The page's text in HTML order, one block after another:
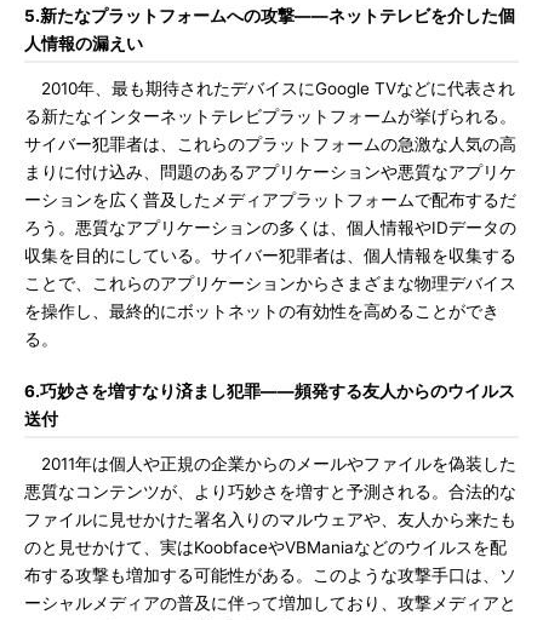
5.新たなプラットフォームへの攻撃――ネットテレビを介した個
人情報の漏えい
2010年、最も期待されたデバイスにGoogle TVなどに代表され
る新たなインターネットテレビプラットフォームが挙げられる。
サイバー犯罪者は、これらのプラットフォームの急激な人気の高
まりに付け込み、問題のあるアプリケーションや悪質なアプリケ
ーションを広く普及したメディアプラットフォームで配布するだ
ろう。悪質なアプリケーションの多くは、個人情報やIDデータの
収集を目的にしている。サイバー犯罪者は、個人情報を収集する
ことで、これらのアプリケーションからさまざまな物理デバイス
を操作し、最終的にボットネットの有効性を高めることができ
る。
6.巧妙さを増すなり済まし犯罪――頻発する友人からのウイルス
送付
2011年は個人や正規の企業からのメールやファイルを偽装した
悪質なコンテンツが、より巧妙さを増すと予測される。合法的な
ファイルに見せかけた署名入りのマルウェアや、友人から来たも
のと見せかけて、実はKoobfaceやVBManiaなどのウイルスを配
布する攻撃も増加する可能性がある。このような攻撃手口は、ソ
ーシャルメディアの普及に伴って増加しており、攻撃メディアと